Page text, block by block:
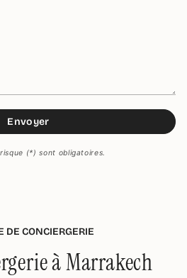
Envoyer
(*) sont obligatoires.
DE CONCIERGERIE
à Marrakech